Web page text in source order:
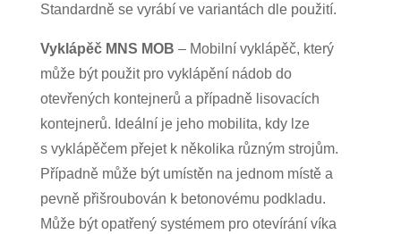
Standardně se vyrábí ve variantách dle použití.
Vyklápěč MNS MOB – Mobilní vyklápěč, který
může být použit pro vyklápění nádob do
otevřených kontejnerů a případně lisovacích
kontejnerů. Ideální je jeho mobilita, kdy lze
s vyklápěčem přejet k několika různým strojům.
Případně může být umístěn na jednom místě a
pevně přišroubován k betonovému podkladu.
Může být opatřený systémem pro otevírání víka